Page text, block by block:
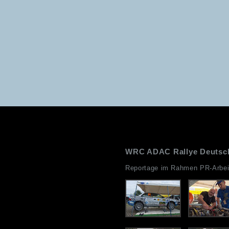
WRC ADAC Rallye
Reportage im Rahmen PR-